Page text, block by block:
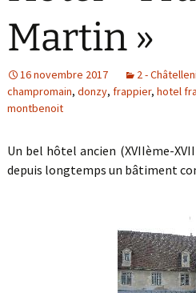
Martin »
16 novembre 2017 2 -
champromain, donzy, frappier, hotel
montbenoit
Un bel hôtel ancien (XVIIème-
depuis longtemps un bâtiment